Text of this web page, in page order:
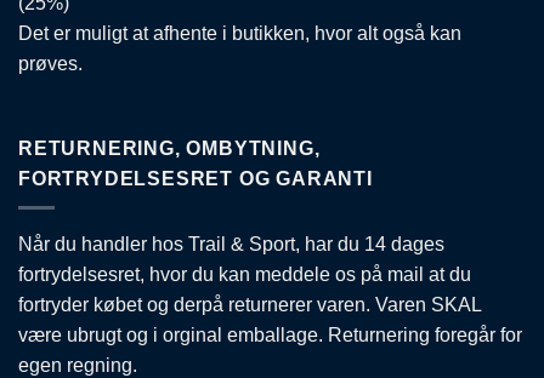
Det er muligt at afhente i butikken, hvor alt også kan
prøves.
RETURNERING, OMBYTNING,
FORTRYDELSESRET OG GARANTI
Når du handler hos Trail & Sport, har du 14 dages
fortrydelsesret, hvor du kan meddele os på mail at du
fortryder købet og derpå returnerer varen. Varen SKAL
være ubrugt og i orginal emballage. Returnering foregår for
egen regning.